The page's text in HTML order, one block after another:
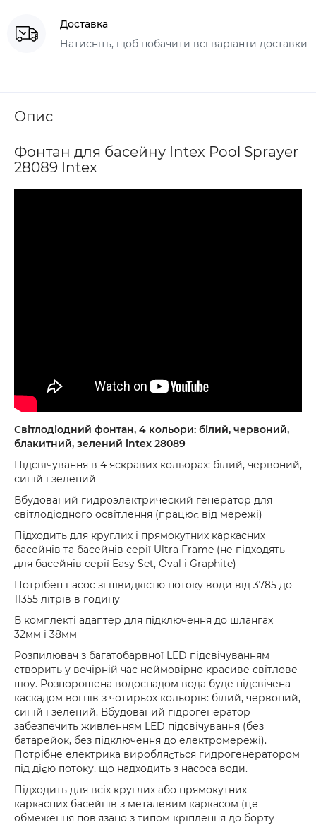
Доставка
Натисніть, щоб побачити всі варіанти доставки
Опис
Фонтан для басейну Intex Pool Sprayer
28089 Intex
Світлодіодний фонтан, 4 кольори: білий, червоний,
блакитний, зелений intex 28089
Підсвічування в 4 яскравих кольорах: білий, червоний,
синій і зелений
Вбудований гидроэлектрический генератор для
світлодіодного освітлення (працює від мережі)
Підходить для круглих і прямокутних каркасних
басейнів та басейнів серії Ultra Frame (не підходять
для басейнів серії Easy Set, Oval і Graphite)
Потрібен насос зі швидкістю потоку води від 3785 до
11355 літрів в годину
В комплекті адаптер для підключення до шлангах
32мм і 38мм
Розпилювач з багатобарвної LED підсвічуванням
створить у вечірній час неймовірно красиве світлове
шоу. Розпорошена водоспадом вода буде підсвічена
каскадом вогнів з чотирьох кольорів: білий, червоний,
синій і зелений. Вбудований гідрогенератор
забезпечить живленням LED підсвічування (без
батарейок, без підключення до електромережі).
Потрібне електрика виробляється гидрогенератором
під дією потоку, що надходить з насоса води.
Підходить для всіх круглих або прямокутних
каркасних басейнів з металевим каркасом (це
обмеження пов'язано з типом кріплення до борту